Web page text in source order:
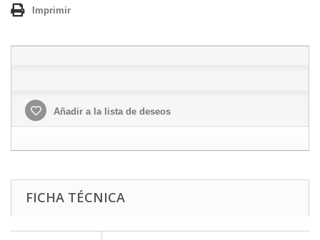
Imprimir
Añadir a la lista de deseos
FICHA TÉCNICA